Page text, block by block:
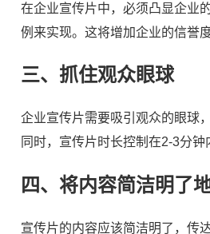
在企业宣传片中，必须凸显企业
例来实现。这将增加企业的信誉
三、抓住观众眼球
企业宣传片需要吸引观众的眼球
同时，宣传片时长控制在2-3分钟
四、将内容简洁明了
宣传片的内容应该简洁明了，传